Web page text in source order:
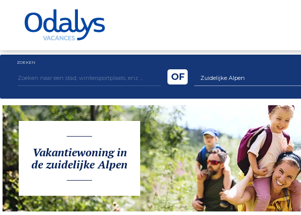
ZOEKEN
Zuidelijke Alpen
OF
Vakantiewoning in
de zuidelijke Alpen